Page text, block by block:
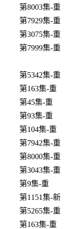
第8003集-重
第7929集-重
第3075集-重
第7999集-重
第5342集-重
第163集-重
第45集-重
第93集-重
第104集-重
第7942集-重
第8000集-重
第3043集-重
第9集-重
第1151集-新
第5265集-重
第163集-重